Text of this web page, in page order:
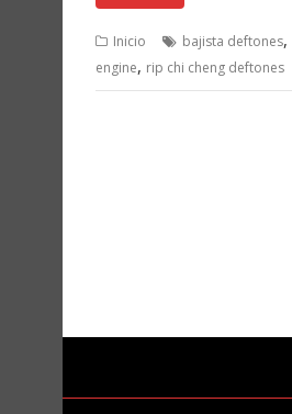
Inicio bajista deftones,
engine, rip chi cheng deftones